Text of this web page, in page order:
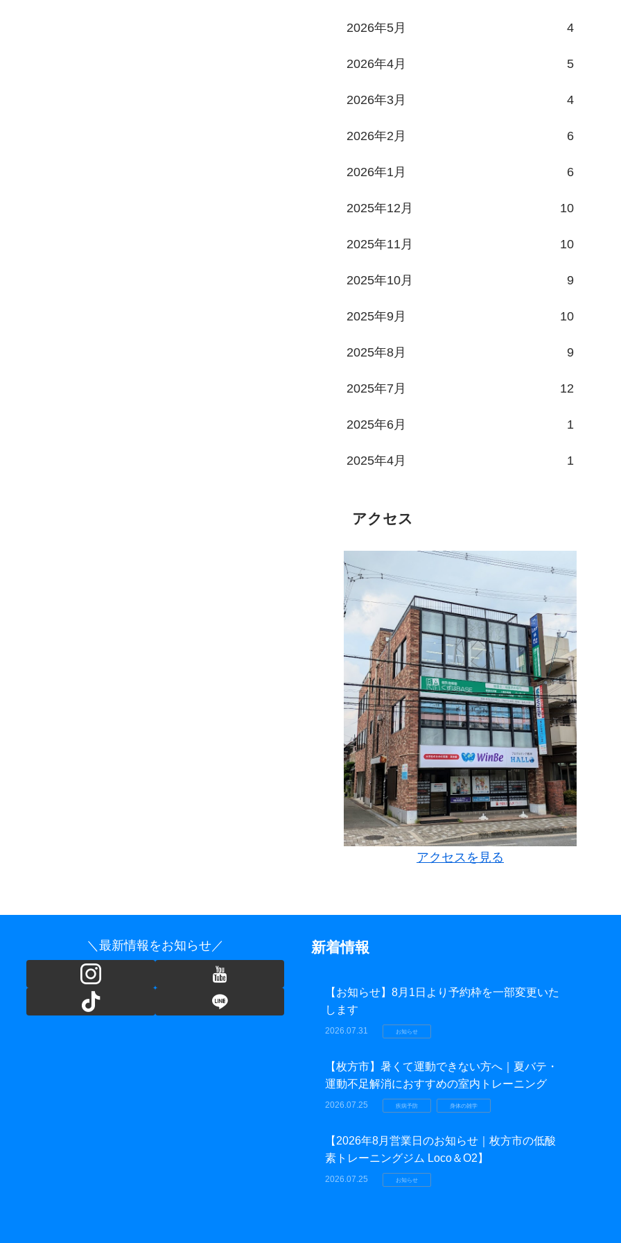
2026年5月 4
2026年4月 5
2026年3月 4
2026年2月 6
2026年1月 6
2025年12月 10
2025年11月 10
2025年10月 9
2025年9月 10
2025年8月 9
2025年7月 12
2025年6月 1
2025年4月 1
アクセス
アクセスを見る
＼最新情報をお知らせ／ 新着情報
【お知らせ】8月1日より予約枠を一部変更いた
します
2026.07.31 お知らせ
【枚方市】暑くて運動できない方へ｜夏バテ・
運動不足解消におすすめの室内トレーニング
2026.07.25 疾病予防 身体の雑学
【2026年8月営業日のお知らせ｜枚方市の低酸
素トレーニングジム Loco＆O2】
2026.07.25 お知らせ